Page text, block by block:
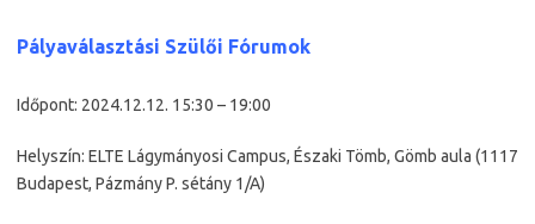
Pályaválasztási Szülői Fórumok
Időpont: 2024.12.12. 15:30 – 19:00
Helyszín: ELTE Lágymányosi Campus, Északi Tömb, Gömb aula (1117
Budapest, Pázmány P. sétány 1/A)